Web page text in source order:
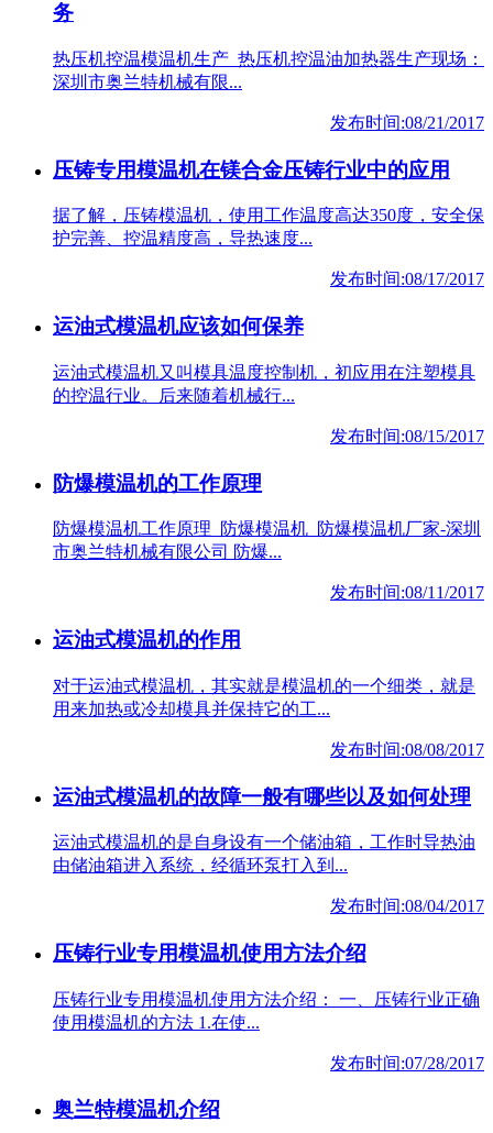
务
热压机控温模温机生产_热压机控温油加热器生产现场：
深圳市奥兰特机械有限...
发布时间:08/21/2017
压铸专用模温机在镁合金压铸行业中的应用
据了解，压铸模温机，使用工作温度高达350度，安全保
护完善、控温精度高，导热速度...
发布时间:08/17/2017
运油式模温机应该如何保养
运油式模温机又叫模具温度控制机，初应用在注塑模具
的控温行业。后来随着机械行...
发布时间:08/15/2017
防爆模温机的工作原理
防爆模温机工作原理_防爆模温机_防爆模温机厂家-深圳
市奥兰特机械有限公司 防爆...
发布时间:08/11/2017
运油式模温机的作用
对于运油式模温机，其实就是模温机的一个细类，就是
用来加热或冷却模具并保持它的工...
发布时间:08/08/2017
运油式模温机的故障一般有哪些以及如何处理
运油式模温机的是自身设有一个储油箱，工作时导热油
由储油箱进入系统，经循环泵打入到...
发布时间:08/04/2017
压铸行业专用模温机使用方法介绍
压铸行业专用模温机使用方法介绍： 一、压铸行业正确
使用模温机的方法 1.在使...
发布时间:07/28/2017
奥兰特模温机介绍